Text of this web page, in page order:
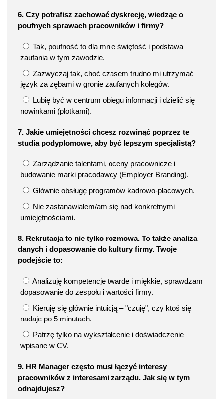
6. Czy potrafisz zachować dyskrecję, wiedząc o
poufnych sprawach pracowników i firmy?
Tak, poufność to dla mnie świętość i podstawa
zaufania w tym zawodzie.
Zazwyczaj tak, choć czasem trudno mi utrzymać
język za zębami w gronie zaufanych kolegów.
Lubię być w centrum obiegu informacji i dzielić się
nowinkami (plotkami).
7. Jakie umiejętności chcesz rozwinąć poprzez te
studia podyplomowe, aby być lepszym specjalistą?
Zarządzanie talentami, oceny pracownicze i
budowanie marki pracodawcy (Employer Branding).
Głównie obsługę programów kadrowo-płacowych.
Nie zastanawiałem/am się nad konkretnymi
umiejętnościami.
8. Rekrutacja to nie tylko rozmowa. To także analiza
danych i dopasowanie do kultury firmy. Twoje
podejście to:
Analizuję kompetencje twarde i miękkie, sprawdzam
dopasowanie do zespołu i wartości firmy.
Kieruję się głównie intuicją – "czuję", czy ktoś się
nadaje po 5 minutach.
Patrzę tylko na wykształcenie i doświadczenie
wpisane w CV.
9. HR Manager często musi łączyć interesy
pracowników z interesami zarządu. Jak się w tym
odnajdujesz?